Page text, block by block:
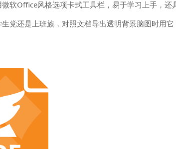
软Office风格选项卡式工具栏，易于学习上手，还
党还是上班族，对照文档导出透明背景脑图时用